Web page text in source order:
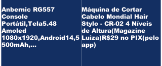
Anbernic RG557
Console
Portátil,Tela5.48
Amoled
1080x1920,Android14,5
500mAh,
Máquina de Cortar
Cabelo Mondial Hair
Stylo - CR-02 4 Níveis
de Altura(Magazine
Luiza)R$29 no PIX(pelo
app)